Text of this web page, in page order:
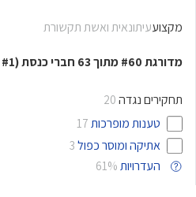
מקצועעיתונאית ואשת תקשורת
מדורגת #60 מתוך 63 חברי כנסת(
#1
תחקירים נגדה 20
טענות מופרכות 17
אתיקה ומוסר כפול 3
העדרויות 61%